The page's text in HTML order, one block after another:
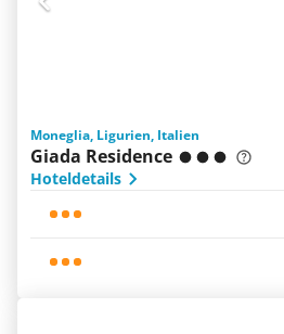
Moneglia, Ligurien, Italien
Giada Residence
Hoteldetails